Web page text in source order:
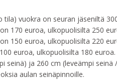
tila) vuokra on seuran jäseniltä
170 euroa, ulkopuolisilta 250
150 euroa, ulkopuolisilta 220
euroa, ulkopuolisilta 180
seinä) ja 260 cm (leveämpi
aulan seinäpinnoille.